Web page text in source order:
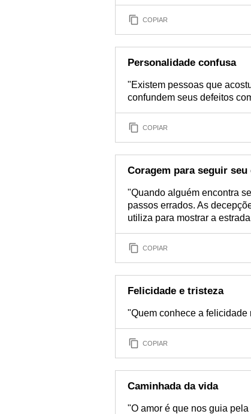
COPIAR
Personalidade confusa
"Existem pessoas que
confundem seus defeitos
COPIAR
Coragem para seguir seu
"Quando alguém encontra
passos errados. As
utiliza para mostrar a
COPIAR
Felicidade e tristeza
"Quem conhece a
COPIAR
Caminhada da vida
"O amor é que nos guia